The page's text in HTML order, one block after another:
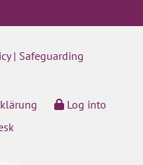
| Safeguarding
Log into